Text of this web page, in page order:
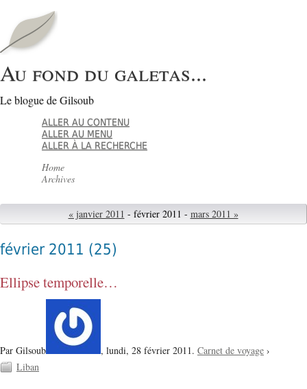
Au fond du galetas...
Le blogue de Gilsoub
ALLER AU CONTENU
ALLER AU MENU
ALLER À LA RECHERCHE
Home
Archives
« janvier 2011 - février 2011 - mars 2011 »
février 2011 (25)
Ellipse temporelle…
Par Gilsoub , lundi, 28 février 2011. Carnet de voyage ›
Liban